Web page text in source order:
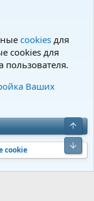
S
S
Ltd. Перевод от
cookies для
cookies для
пользователя.
Ваших
cookie
Верх
Низ